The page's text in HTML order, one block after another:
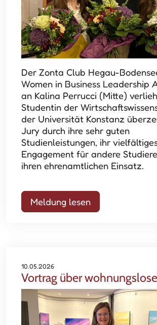
Der Zonta Club Hegau-
Women in Business Leadership
an Kalina Perrucci (Mitte)
Studentin der
der Universität Konstanz
Jury durch ihre sehr guten
Studienleistungen, ihr
Engagement für andere
ihren ehrenamtlichen Einsatz.
Meldung lesen
10.05.2026
Vortrag über